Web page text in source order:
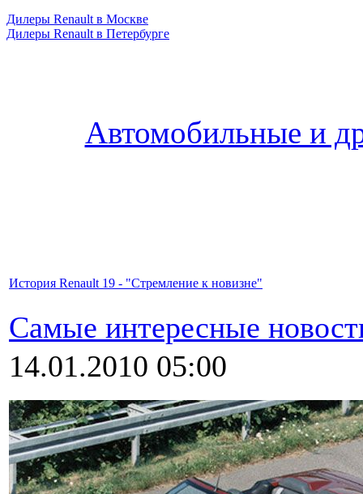
Дилеры Renault в Москве
Дилеры Renault в Петербурге
Автомобильные и
История Renault 19 - "Стремление к новизне"
Самые интересные
14.01.2010 05:00